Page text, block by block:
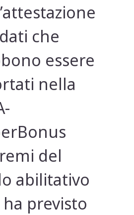
che
essere
nella
del
abilitativo
previsto